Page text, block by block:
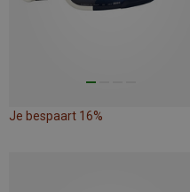
Je bespaart 16%